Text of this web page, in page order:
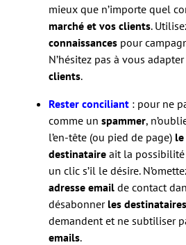
mieux que n’importe quel
marché et vos clients.
connaissances pour
N’hésitez pas à vous
clients.
Rester conciliant : pour ne
comme un spammer,
l’en-tête (ou pied de page)
destinataire ait la possibilité
un clic s’il le désire.
adresse email de contact
désabonner les destinataires
demandent et ne subtiliser
emails.